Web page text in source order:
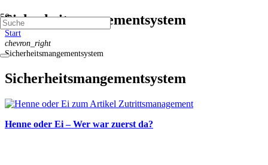
Sicherheitsmangementsystem
Start
chevron_right
Sicherheitsmangementsystem
Sicherheitsmangementsystem
Henne oder Ei – Wer war zuerst da?